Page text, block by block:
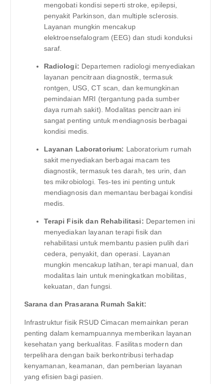
mengobati kondisi seperti stroke, epilepsi,
penyakit Parkinson, dan multiple sclerosis.
Layanan mungkin mencakup
elektroensefalogram (EEG) dan studi konduksi
saraf.
Radiologi: Departemen radiologi menyediakan
layanan pencitraan diagnostik, termasuk
rontgen, USG, CT scan, dan kemungkinan
pemindaian MRI (tergantung pada sumber
daya rumah sakit). Modalitas pencitraan ini
sangat penting untuk mendiagnosis berbagai
kondisi medis.
Layanan Laboratorium: Laboratorium rumah
sakit menyediakan berbagai macam tes
diagnostik, termasuk tes darah, tes urin, dan
tes mikrobiologi. Tes-tes ini penting untuk
mendiagnosis dan memantau berbagai kondisi
medis.
Terapi Fisik dan Rehabilitasi: Departemen ini
menyediakan layanan terapi fisik dan
rehabilitasi untuk membantu pasien pulih dari
cedera, penyakit, dan operasi. Layanan
mungkin mencakup latihan, terapi manual, dan
modalitas lain untuk meningkatkan mobilitas,
kekuatan, dan fungsi.
Sarana dan Prasarana Rumah Sakit:
Infrastruktur fisik RSUD Cimacan memainkan peran
penting dalam kemampuannya memberikan layanan
kesehatan yang berkualitas. Fasilitas modern dan
terpelihara dengan baik berkontribusi terhadap
kenyamanan, keamanan, dan pemberian layanan
yang efisien bagi pasien.